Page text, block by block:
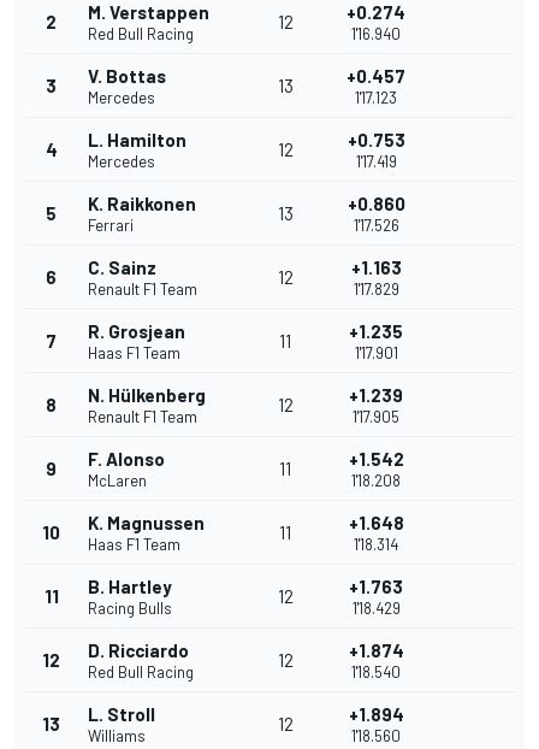
2 M. Verstappen
Red Bull Racing
12 +0.274
1'16.940
3 V. Bottas
Mercedes
13 +0.457
1'17.123
4 L. Hamilton
Mercedes
12 +0.753
1'17.419
5 K. Raikkonen
Ferrari
13 +0.860
1'17.526
6 C. Sainz
Renault F1 Team
12 +1.163
1'17.829
7 R. Grosjean
Haas F1 Team
11 +1.235
1'17.901
8 N. Hülkenberg
Renault F1 Team
12 +1.239
1'17.905
9 F. Alonso
McLaren
11 +1.542
1'18.208
10 K. Magnussen
Haas F1 Team
11 +1.648
1'18.314
11 B. Hartley
Racing Bulls
12 +1.763
1'18.429
12 D. Ricciardo
Red Bull Racing
12 +1.874
1'18.540
13 L. Stroll
Williams
12 +1.894
1'18.560